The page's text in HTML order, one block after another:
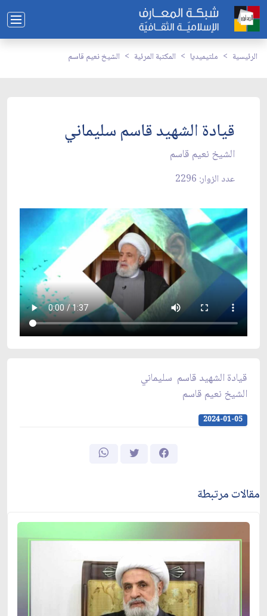
الرئيسية ملتيميديا المكتبة المرئية الشيخ نعيم قاسم
قيادة الشهيد قاسم سليماني
الشيخ نعيم قاسم
عدد الزوار: 2296
قيادة الشهيد قاسم سليماني
الشيخ نعيم قاسم
2024-01-05
مقالات مرتبطة